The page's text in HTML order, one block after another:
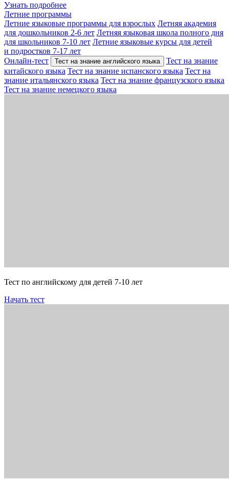
Узнать подробнее
Летние программы
Летние языковые программы для взрослых Летняя академия
для дошкольников 2-6 лет Летняя языковая школа полного дня
для школьников 7-10 лет Летние языковые курсы для детей
и подростков 7-17 лет
Онлайн-тест
Тест на знание английского языка
Тест на знание
китайского языка Тест на знание испанского языка Тест на
знание итальянского языка Тест на знание французского языка
Тест на знание немецкого языка
Тест по английскому для детей 7-10 лет
Начать тест